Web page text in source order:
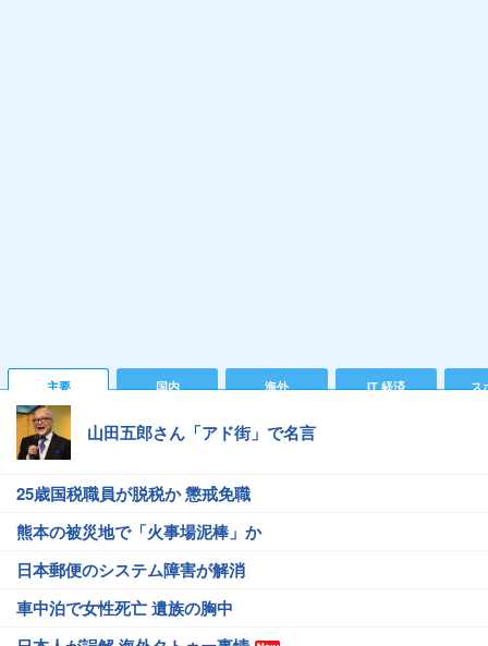
主要 国内 海外 IT 経済 ス
山田五郎さん「アド街」で名言
25歳国税職員が脱税か 懲戒免職
熊本の被災地で「火事場泥棒」か
日本郵便のシステム障害が解消
車中泊で女性死亡 遺族の胸中